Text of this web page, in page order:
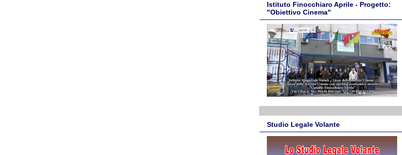
Istituto Finocchiaro Aprile - Progetto:
"Obiettivo Cinema"
Studio Legale Volante